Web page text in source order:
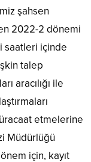
şahsen
2022-2 dönemi
saatleri içinde
talep
aracılığı ile
etmelerine
Müdürlüğü
için, kayıt